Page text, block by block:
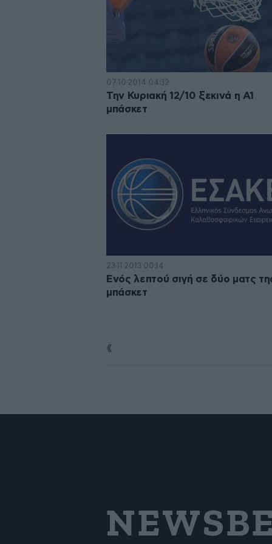
07·10·2014 04:32
Την Κυριακή 12/10 ξεκινά η Α1
μπάσκετ
23·11·2013 00:14
Ενός λεπτού σιγή σε δύο ματς
μπάσκετ